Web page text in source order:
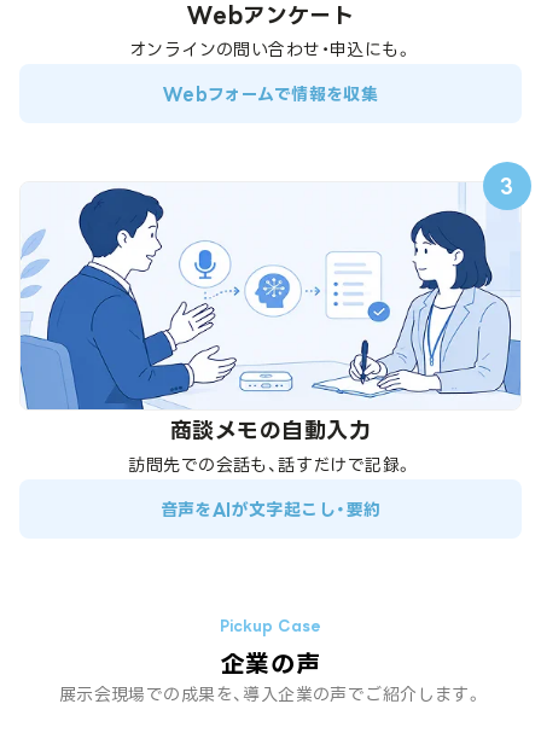
Webアンケート
オンラインの問い合わせ・申込にも。
Webフォームで情報を収集
3
商談メモの自動入力
訪問先での会話も、話すだけで記録。
音声をAIが文字起こし・要約
企業の声
展示会現場での成果を、導入企業の声でご紹介します。